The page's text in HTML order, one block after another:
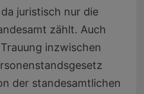
juristisch nur die
zählt. Auch
inzwischen
der standesamtlichen